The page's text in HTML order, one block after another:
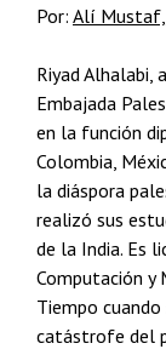
Por: Alí Mustaf,
Riyad Alhalabi,
Embajada
en la función
Colombia,
la diáspora
realizó sus
de la India. Es
Computación y
Tiempo
catástrofe del